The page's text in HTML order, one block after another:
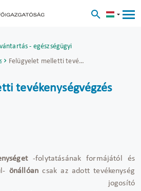
- egészségügyi szakdolgozók
bejelentése
Felügyelet melletti tevékenységvégzés bejelentése
tevékenységvégzés
-folytatásának formájától és
önállóan csak az adott tevékenység
jogosító